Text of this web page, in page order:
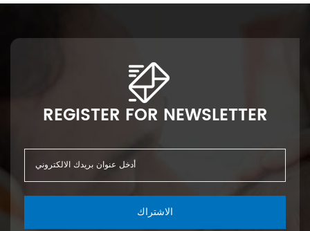
REGISTER FOR NEWSLETTER
الاشتراك